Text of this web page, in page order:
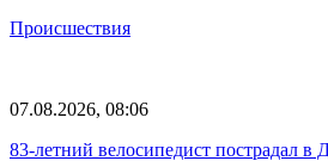
Происшествия
07.08.2026, 08:06
83-летний велосипедист пострадал